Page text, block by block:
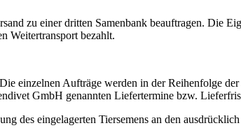
zu einer dritten Samenbank beauftragen. Die
Weitertransport bezahlt.
einzelnen Aufträge werden in der Reihenfolge
GmbH genannten Liefertermine bzw.
des eingelagerten Tiersemens an den